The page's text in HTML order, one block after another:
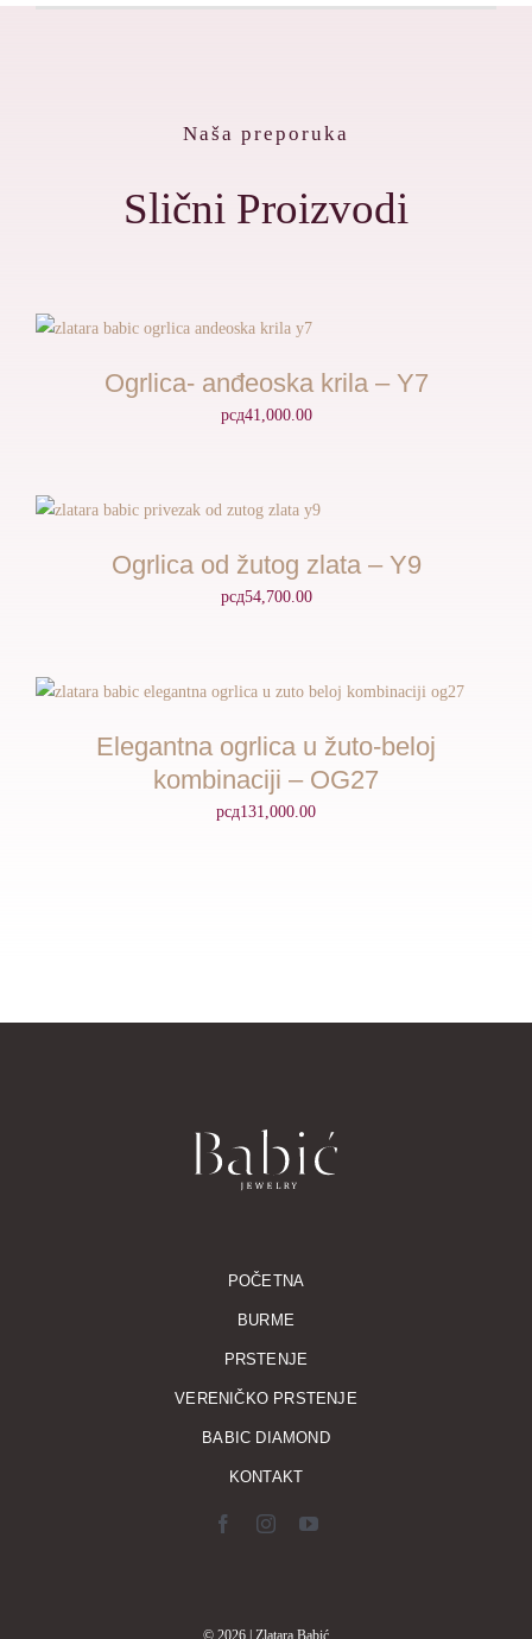
Naša preporuka
Slični Proizvodi
Ogrlica- anđeoska krila – Y7
рсд41,000.00
Ogrlica od žutog zlata – Y9
рсд54,700.00
Elegantna ogrlica u žuto-beloj
kombinaciji – OG27
рсд131,000.00
POČETNA
BURME
PRSTENJE
VERENIČKO PRSTENJE
BABIC DIAMOND
KONTAKT